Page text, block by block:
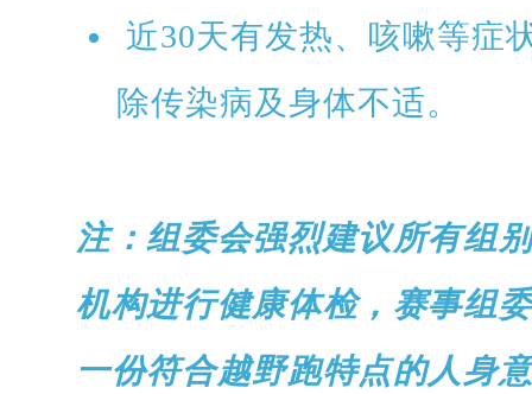
近30天有发热、咳嗽等症
除传染病及身体不适。
注：组委会强烈建议所有组
机构进行健康体检，赛事组
一份符合越野跑特点的人身